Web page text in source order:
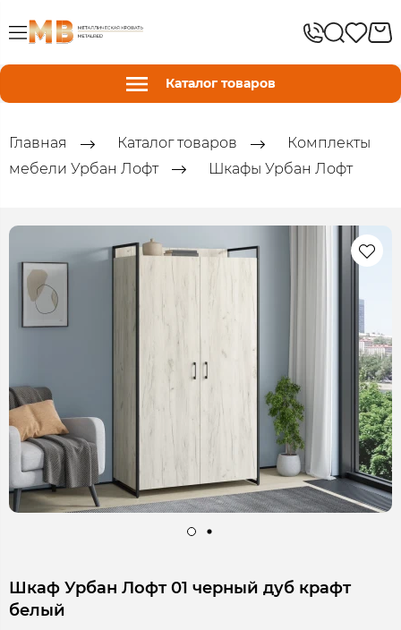
Каталог товаров
Главная Каталог товаров
Комплекты
мебели Урбан Лофт
Шкафы Урбан Лофт
Шкаф Урбан Лофт 01 черный дуб крафт
белый